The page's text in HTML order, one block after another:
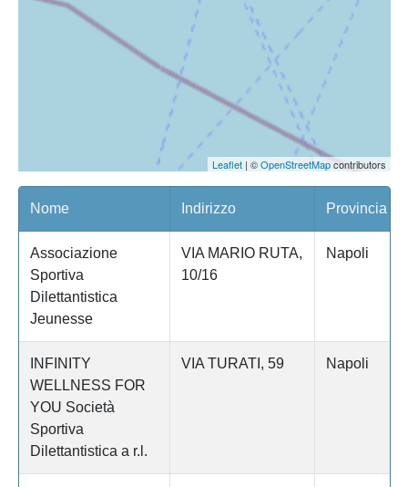
Leaflet| ©OpenStreetMapcontributors
Nome Indirizzo Provincia
Associazione
Sportiva
Dilettantistica
Jeunesse
VIA MARIO RUTA,
10/16
Napoli
INFINITY
WELLNESS FOR
YOU Società
Sportiva
Dilettantistica a r.l.
VIA TURATI, 59 Napoli